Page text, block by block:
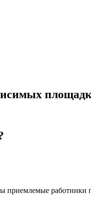
приемлемые работники